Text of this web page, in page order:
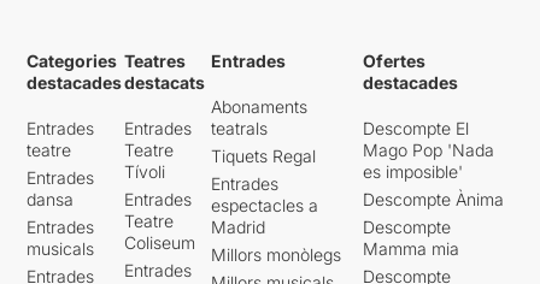
Categories
destacades
Entrades
teatre
Entrades
dansa
Entrades
musicals
Entrades
Teatres
destacats
Entrades
Teatre
Tívoli
Entrades
Teatre
Coliseum
Entrades
Entrades
Abonaments
teatrals
Tiquets Regal
Entrades
espectacles a
Madrid
Millors monòlegs
Ofertes
destacades
Descompte El
Mago Pop 'Nada
es imposible'
Descompte Ànima
Descompte
Mamma mia
Descompte